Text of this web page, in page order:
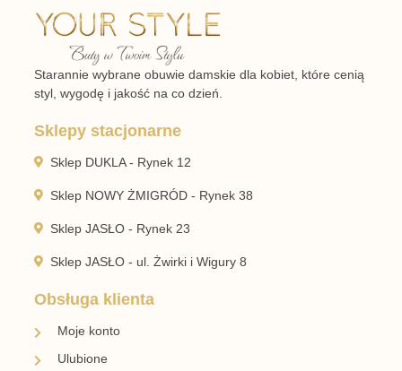
Starannie wybrane obuwie damskie dla kobiet, które cenią
styl, wygodę i jakość na co dzień.
Sklepy stacjonarne
Sklep DUKLA - Rynek 12
Sklep NOWY ŻMIGRÓD - Rynek 38
Sklep JASŁO - Rynek 23
Sklep JASŁO - ul. Żwirki i Wigury 8
Obsługa klienta
Moje konto
Ulubione